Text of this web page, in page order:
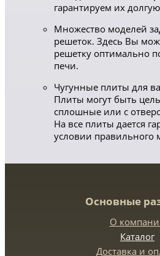
гарантируем их
Множество моделей
решеток. Здесь Вы
решетку оптимально
печи.
Чугунные плиты для
Плиты могут быть
сплошные или с
На все плиты дается
условии правильного
Основные
О
Каталог
Доставка и